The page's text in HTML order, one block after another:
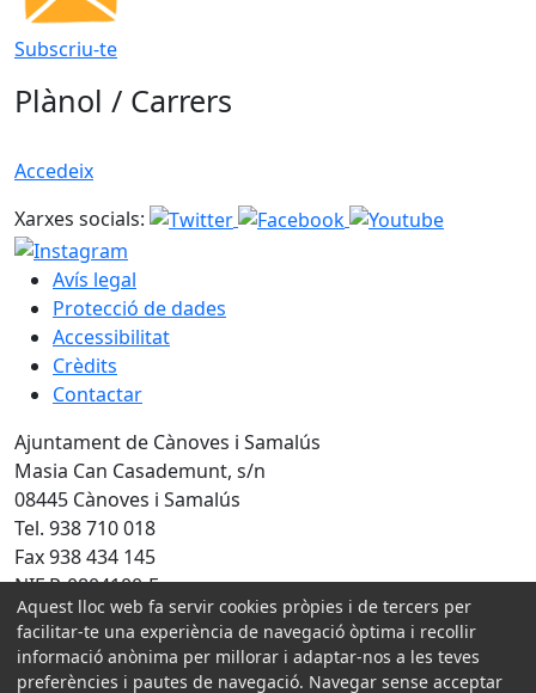
Subscriu-te
Plànol / Carrers
Accedeix
Xarxes socials:
Avís legal
Protecció de dades
Accessibilitat
Crèdits
Contactar
Ajuntament de Cànoves i Samalús
Masia Can Casademunt, s/n
08445 Cànoves i Samalús
Tel. 938 710 018
Fax 938 434 145
NIF P-0804100-F
Amb la col·laboració de:
Aquest lloc web fa servir cookies pròpies i de tercers per
facilitar-te una experiència de navegació òptima i recollir
informació anònima per millorar i adaptar-nos a les teves
preferències i pautes de navegació. Navegar sense acceptar